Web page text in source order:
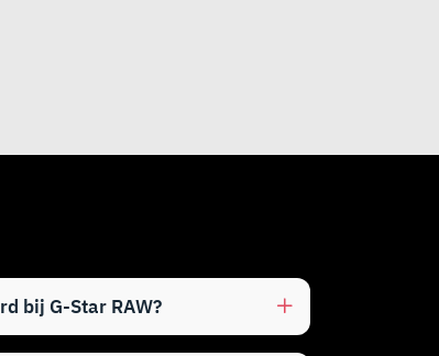
bij G-Star RAW?